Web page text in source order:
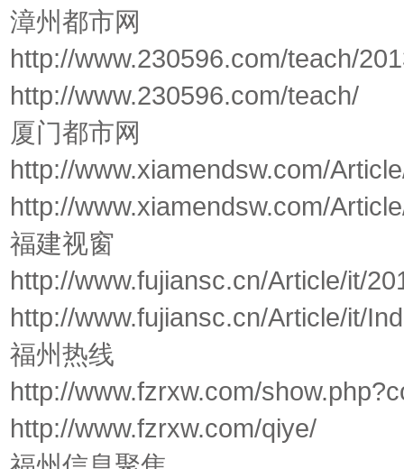
漳州都市网
http://www.230596.com/teach/
http://www.230596.com/teach/
厦门都市网
http://www.xiamendsw.com/
http://www.xiamendsw.com/
福建视窗
http://www.fujiansc.cn/Article/it/
http://www.fujiansc.cn/Article/it/
福州热线
http://www.fzrxw.com/
http://www.fzrxw.com/qiye/